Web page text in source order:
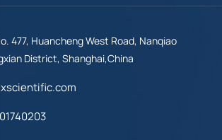
477, Huancheng West Road, Nanqiao
District, Shanghai,China